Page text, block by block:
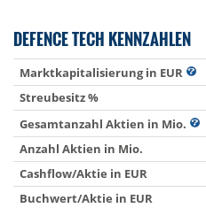
DEFENCE TECH KENNZAHLEN
Marktkapitalisierung in EUR
Streubesitz %
Gesamtanzahl Aktien in Mio.
Anzahl Aktien in Mio.
Cashflow/Aktie in EUR
Buchwert/Aktie in EUR